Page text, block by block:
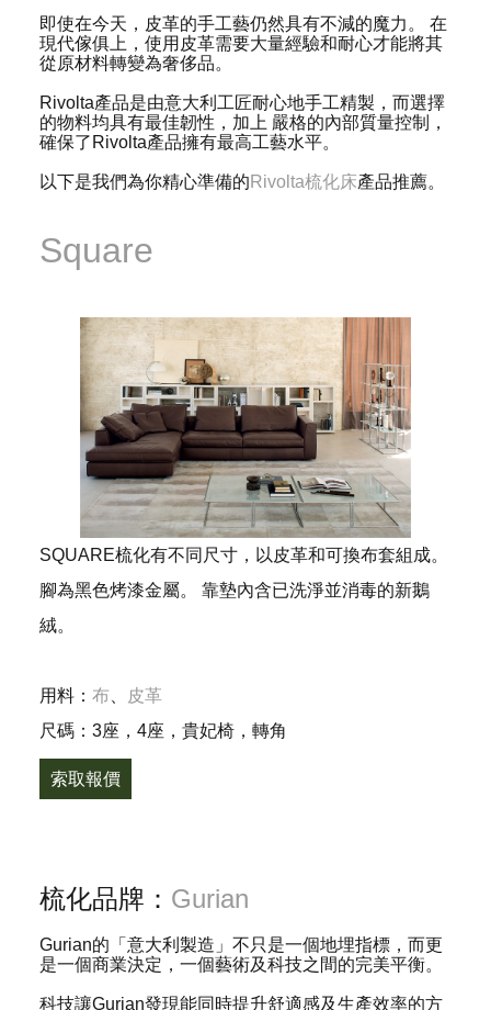
即使在今天，皮革的手工藝仍然具有不減的魔力。 在
現代傢俱上，使用皮革需要大量經驗和耐心才能將其
從原材料轉變為奢侈品。
Rivolta產品是由意大利工匠耐心地手工精製，而選擇
的物料均具有最佳韌性，加上 嚴格的內部質量控制，
確保了Rivolta產品擁有最高工藝水平。
以下是我們為你精心準備的 Rivolta梳化床產品推薦。
Square
SQUARE梳化有不同尺寸，以皮革和可換布套組成。
腳為黑色烤漆金屬。 靠墊內含已洗淨並消毒的新鵝
絨。
用料： 布
皮革
尺碼：3座，4座，貴妃椅，轉角
索取報價
梳化品牌： Gurian
Gurian的「意大利製造」不只是一個地埋指標，而更
是一個商業決定，一個藝術及科技之間的完美平衡。
科技讓Gurian發現能同時提升舒適感及生產效率的方